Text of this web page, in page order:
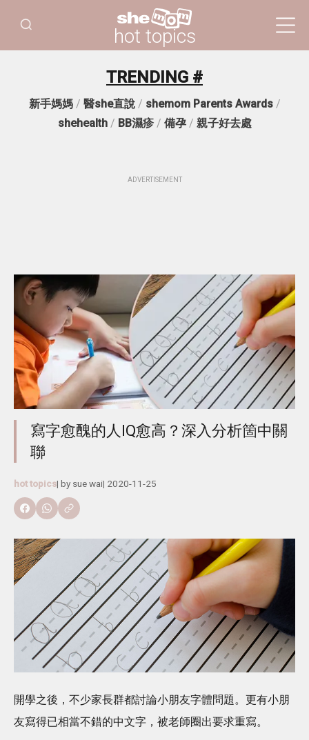
hot topics
TRENDING #
新手媽媽/ 醫she直說/ shemom Parents Awards/
shehealth/ BB濕疹/ 備孕/ 親子好去處
ADVERTISEMENT
寫字愈醜的人IQ愈高？深入分析箇中關
聯
hot topics| by sue wai| 2020-11-25
開學之後，不少家長群都討論小朋友字體問題。更有小朋
友寫得已相當不錯的中文字，被老師圈出要求重寫。